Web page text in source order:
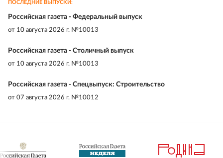
ПОСЛЕДНИЕ ВЫПУСКИ:
Российская газета - Федеральный выпуск
от 10 августа 2026 г. №10013
Российская газета - Столичный выпуск
от 10 августа 2026 г. №10013
Российская газета - Спецвыпуск: Строительство
от 07 августа 2026 г. №10012